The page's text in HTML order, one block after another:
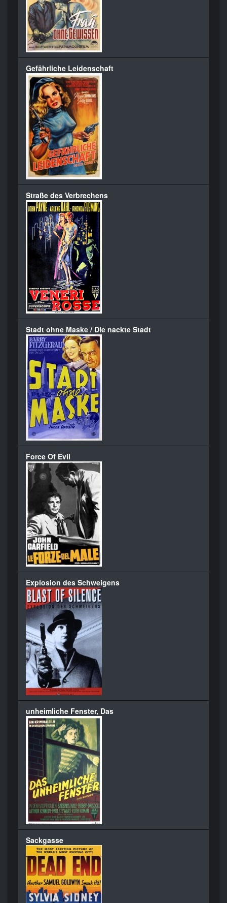
Gefährliche Leidenschaft
Straße des Verbrechens
Stadt ohne Maske / Die nackte Stadt
Force Of Evil
Explosion des Schweigens
unheimliche Fenster, Das
Sackgasse